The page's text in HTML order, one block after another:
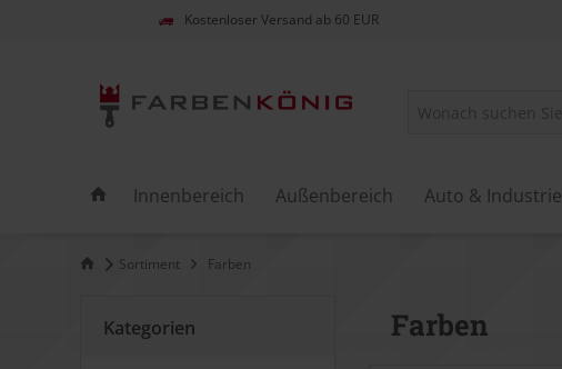
Kostenloser Versand ab 60 EUR
Innenbereich Außenbereich Auto & Industrie
Sortiment Farben
Kategorien Farben